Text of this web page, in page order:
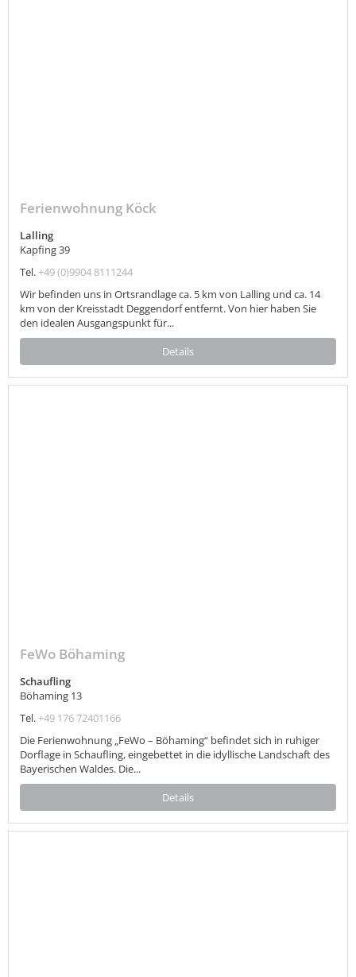
Ferienwohnung Köck
Lalling
Kapfing 39
Tel.+49 (0)9904 8111244
Wir befinden uns in Ortsrandlage ca. 5 km von Lalling und ca. 14
km von der Kreisstadt Deggendorf entfernt. Von hier haben Sie
den idealen Ausgangspunkt für...
Details
FeWo Böhaming
Schaufling
Böhaming 13
Tel.+49 176 72401166
Die Ferienwohnung „FeWo – Böhaming“ befindet sich in ruhiger
Dorflage in Schaufling, eingebettet in die idyllische Landschaft des
Bayerischen Waldes. Die...
Details